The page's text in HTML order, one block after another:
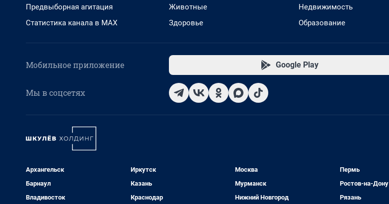
Предвыборная агитация
Статистика канала в MAX
Животные
Здоровье
Недвижимость
Образование
Мобильное приложение Google Play
Мы в соцсетях
Архангельск
Барнаул
Владивосток
Иркутск
Казань
Краснодар
Москва
Мурманск
Нижний Новгород
Пермь
Ростов-на-Дону
Рязань